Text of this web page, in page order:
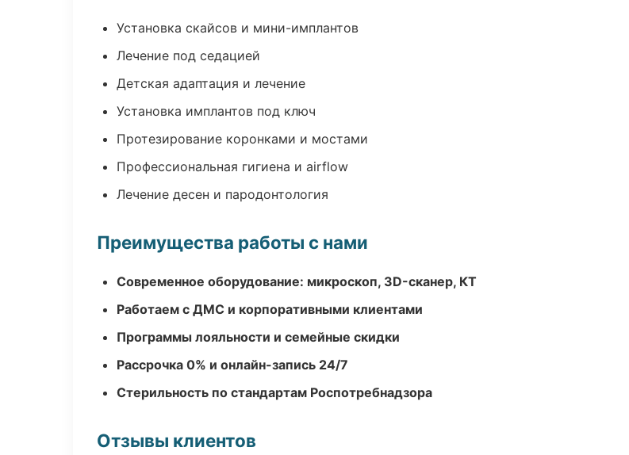
Установка скайсов и мини-имплантов
Лечение под седацией
Детская адаптация и лечение
Установка имплантов под ключ
Протезирование коронками и мостами
Профессиональная гигиена и airflow
Лечение десен и пародонтология
Преимущества работы с нами
Современное оборудование: микроскоп, 3D-сканер, КТ
Работаем с ДМС и корпоративными клиентами
Программы лояльности и семейные скидки
Рассрочка 0% и онлайн-запись 24/7
Стерильность по стандартам Роспотребнадзора
Отзывы клиентов